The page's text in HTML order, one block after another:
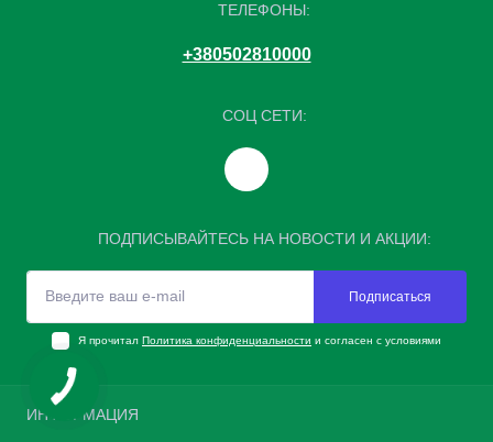
ТЕЛЕФОНЫ:
+380502810000
СОЦ СЕТИ:
ПОДПИСЫВАЙТЕСЬ НА НОВОСТИ И АКЦИИ:
Подписаться
Я прочитал Политика конфиденциальности и согласен с условиями
ИНФОРМАЦИЯ